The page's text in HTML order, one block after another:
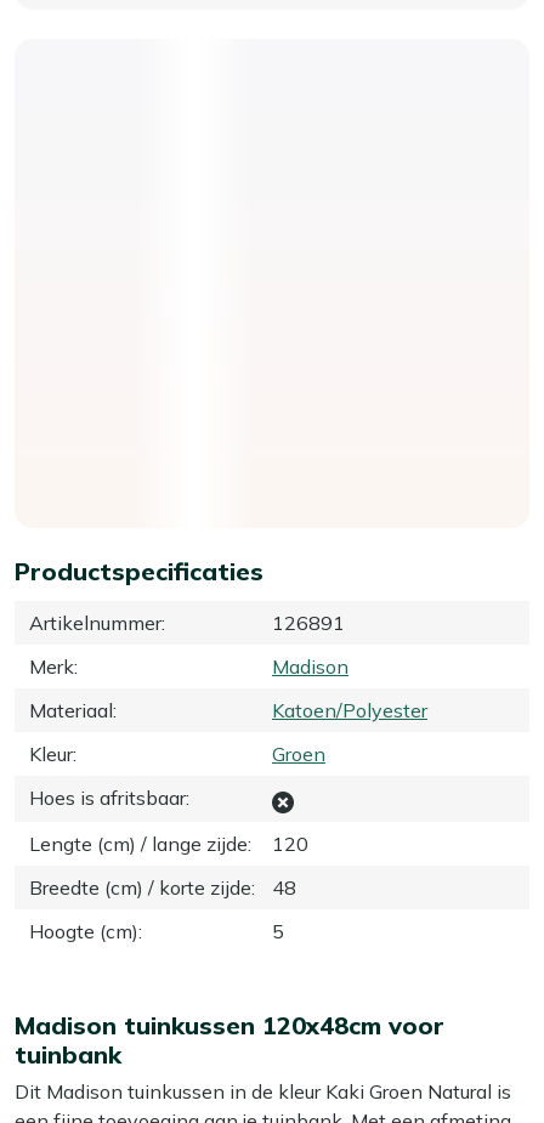
Productspecificaties
Artikelnummer:
126891
Merk:
Madison
Materiaal:
Katoen/Polyester
Kleur:
Groen
Hoes is afritsbaar:
Lengte (cm) / lange zijde:
120
Breedte (cm) / korte zijde:
48
Hoogte (cm): 5
Madison tuinkussen 120x48cm voor
tuinbank
Dit Madison tuinkussen in de kleur Kaki Groen Natural is